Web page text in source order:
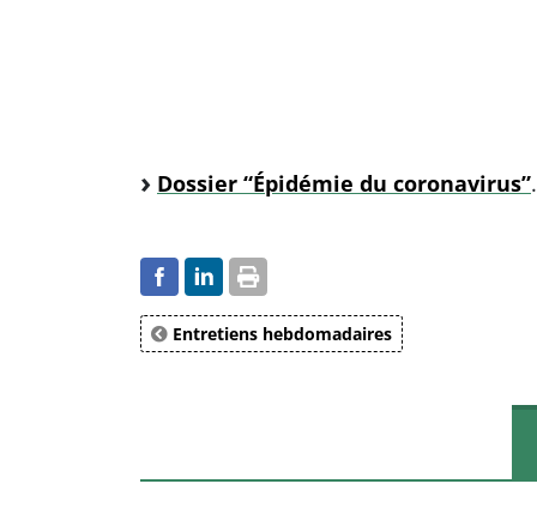
Dossier “Épidémie du coronavirus”.
Entretiens hebdomadaires